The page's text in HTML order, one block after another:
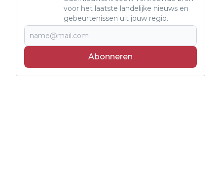
voor het laatste landelijke nieuws en
gebeurtenissen uit jouw regio.
Abonneren